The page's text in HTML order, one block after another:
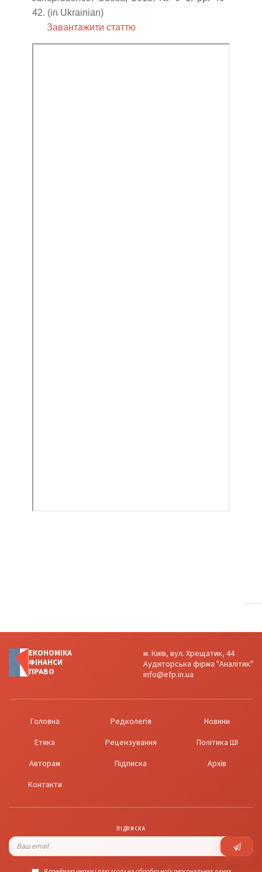
42. (in Ukrainian)
Завантажити статтю
ЕКОНОМІКА
ФІНАНСИ
ПРАВО
м. Київ, вул. Хрещатик, 44
Аудиторська фірма "Аналітик"
info@efp.in.ua
Головна Редколегія
Новини
Етика
Рецензування
Політика ШІ
Авторам
Підписка
Архів
Контакти
ПІДПИСКА